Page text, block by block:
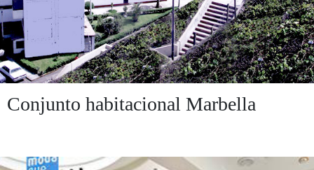
Conjunto habitacional Marbella